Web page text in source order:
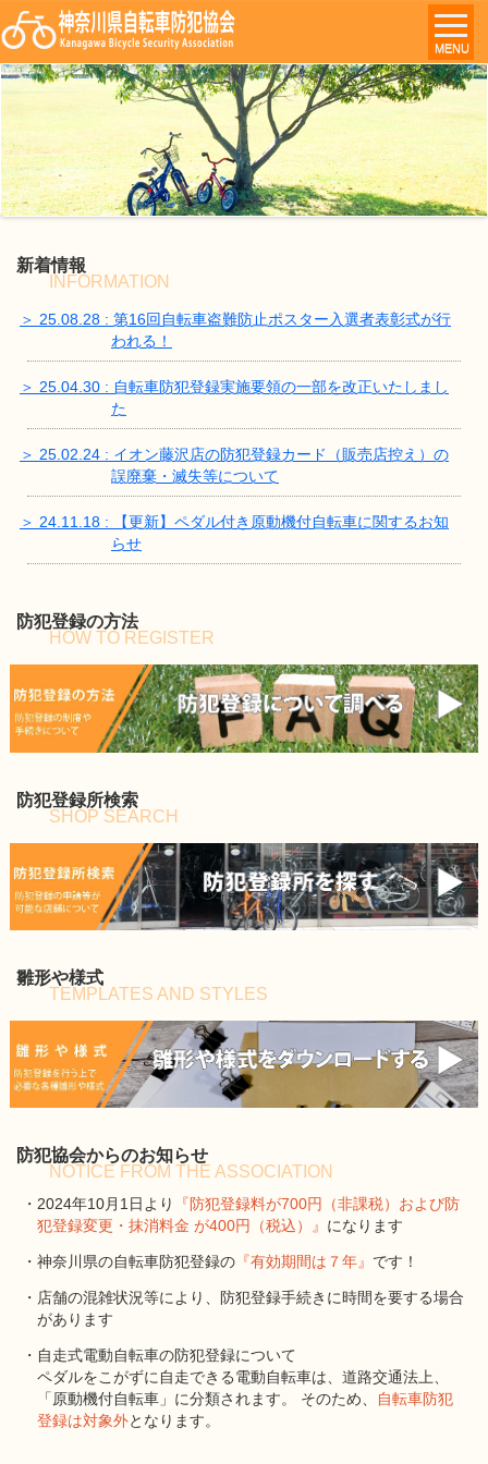
MENU
新着情報
INFORMATION
＞ 25.08.28 : 第16回自転車盗難防止ポスター入選者表彰式が行
われる！
＞ 25.04.30 : 自転車防犯登録実施要領の一部を改正いたしまし
た
＞ 25.02.24 : イオン藤沢店の防犯登録カード（販売店控え）の
誤廃棄・滅失等について
＞ 24.11.18 : 【更新】ペダル付き原動機付自転車に関するお知
らせ
防犯登録の方法
HOW TO REGISTER
防犯登録所検索
SHOP SEARCH
雛形や様式
TEMPLATES AND STYLES
防犯協会からのお知らせ
NOTICE FROM THE ASSOCIATION
・2024年10月1日より
『防犯登録料が700円（非課税）および防
犯登録変更・抹消料金 が400円（税込）』 になります
・神奈川県の自転車防犯登録の 『有効期間は７年』 です！
・店舗の混雑状況等により、防犯登録手続きに時間を要する場合
があります
・自走式電動自転車の防犯登録について
ペダルをこがずに自走できる電動自転車は、道路交通法上、
「原動機付自転車」に分類されます。 そのため、
自転車防犯
登録は対象外となります。